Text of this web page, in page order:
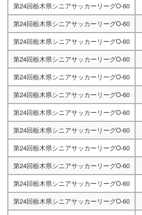
第24回栃木県シニアサッカーリーグO-60
第24回栃木県シニアサッカーリーグO-60
第24回栃木県シニアサッカーリーグO-60
第24回栃木県シニアサッカーリーグO-60
第24回栃木県シニアサッカーリーグO-60
第24回栃木県シニアサッカーリーグO-60
第24回栃木県シニアサッカーリーグO-60
第24回栃木県シニアサッカーリーグO-60
第24回栃木県シニアサッカーリーグO-60
第24回栃木県シニアサッカーリーグO-60
第24回栃木県シニアサッカーリーグO-60
第24回栃木県シニアサッカーリーグO-60